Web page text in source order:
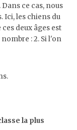
ce cas, nous
Ici, les chiens du
deux âges est
: 2. Si l'on
la plus